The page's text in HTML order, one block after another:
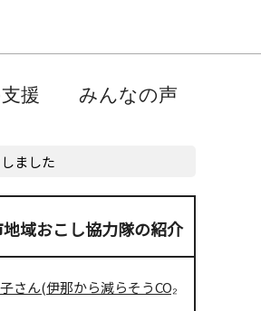
援 みんなの声
ました
域おこし協力隊の紹介
さん(伊那から減らそうCO₂